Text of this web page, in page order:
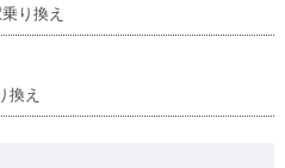
り換え
換え